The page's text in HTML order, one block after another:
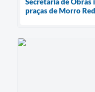
praças de Morro